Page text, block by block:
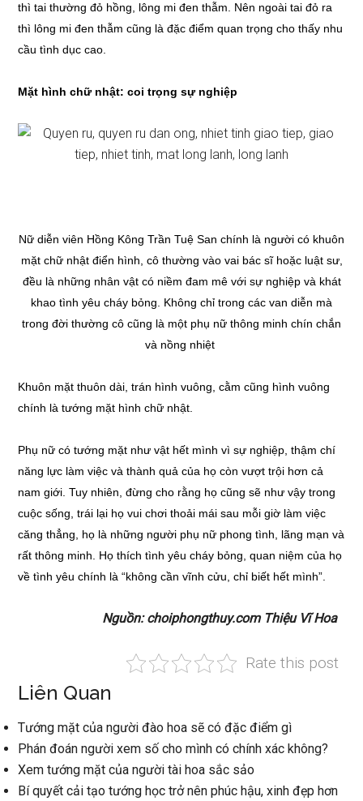
thì tai thường đỏ hồng, lông mi đen thẫm. Nên ngoài tai đỏ ra
thì lông mi đen thẫm cũng là đặc điểm quan trọng cho thấy nhu
cầu tình dục cao.
Mặt hình chữ nhật: coi trọng sự nghiệp
Nữ diễn viên Hồng Kông Trần Tuệ San chính là người có khuôn
mặt chữ nhật điển hình, cô thường vào vai bác sĩ hoặc luật sư,
đều là những nhân vật có niềm đam mê với sự nghiệp và khát
khao tình yêu cháy bỏng. Không chỉ trong các van diễn mà
trong đời thường cô cũng là một phụ nữ thông minh chín chắn
và nồng nhiệt
Khuôn mặt thuôn dài, trán hình vuông, cằm cũng hình vuông
chính là tướng mặt hình chữ nhật.
Phụ nữ có tướng mặt như vật hết mình vì sự nghiệp, thậm chí
năng lực làm việc và thành quả của họ còn vượt trội hơn cả
nam giới. Tuy nhiên, đừng cho rằng họ cũng sẽ như vậy trong
cuộc sống, trái lại họ vui chơi thoải mái sau mỗi giờ làm việc
căng thẳng, họ là những người phụ nữ phong tình, lãng mạn và
rất thông minh. Họ thích tình yêu cháy bỏng, quan niệm của họ
về tình yêu chính là “không cần vĩnh cửu, chỉ biết hết mình”.
Nguồn: choiphongthuy.com Thiệu Vĩ Hoa
Rate this post
Liên Quan
Tướng mặt của người đào hoa sẽ có đặc điểm gì
Phán đoán người xem số cho mình có chính xác không?
Xem tướng mặt của người tài hoa sắc sảo
Bí quyết cải tạo tướng học trở nên phúc hậu, xinh đẹp hơn